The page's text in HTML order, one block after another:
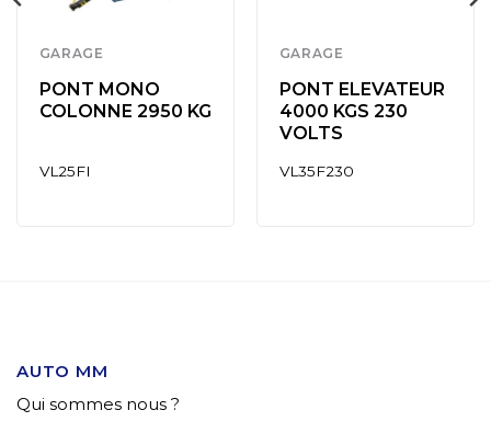
GARAGE
PONT MONO
COLONNE 2950 KG
VL25FI
GARAGE
PONT ELEVATEUR
4000 KGS 230
VOLTS
VL35F230
AUTO MM
Qui sommes nous ?